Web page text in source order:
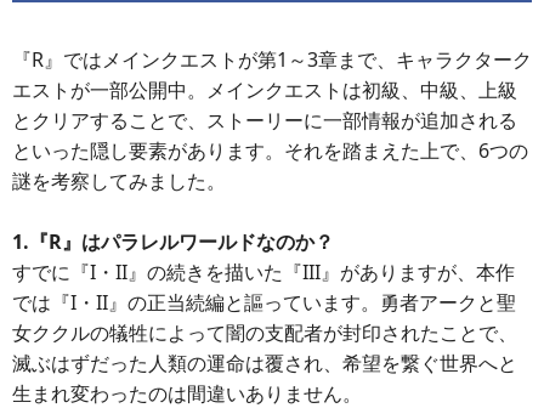
『R』ではメインクエストが第1～3章まで、キャラクターク
エストが一部公開中。メインクエストは初級、中級、上級
とクリアすることで、ストーリーに一部情報が追加される
といった隠し要素があります。それを踏まえた上で、6つの
謎を考察してみました。
1.『R』はパラレルワールドなのか？
すでに『I・II』の続きを描いた『III』がありますが、本作
では『I・II』の正当続編と謳っています。勇者アークと聖
女ククルの犠牲によって闇の支配者が封印されたことで、
滅ぶはずだった人類の運命は覆され、希望を繋ぐ世界へと
生まれ変わったのは間違いありません。